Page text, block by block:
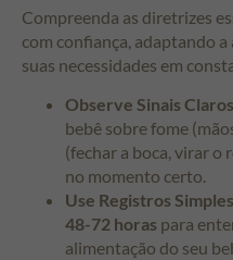
Compreenda as diretrizes
com confiança, adaptando
suas necessidades em
Observe Sinais
bebê sobre fome
(fechar a boca, virar o
no momento certo.
Use Registros
48-72 horas para
alimentação do seu